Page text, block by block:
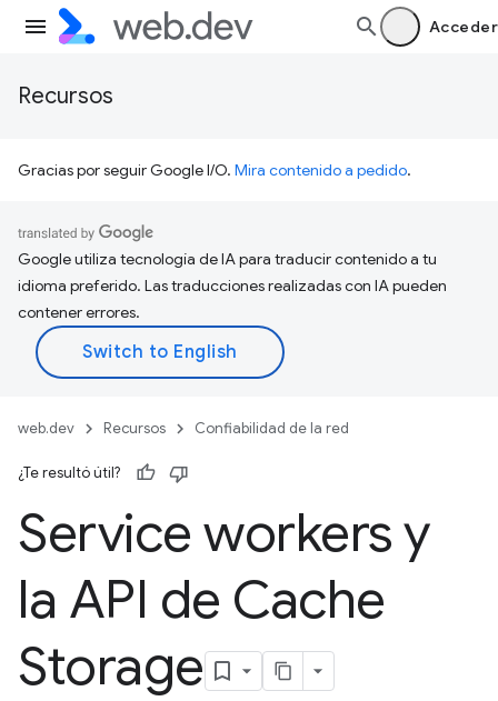
Acceder
Recursos
Gracias por seguir Google I/O. Mira contenido a pedido.
Google utiliza tecnología de IA para traducir contenido a tu
idioma preferido. Las traducciones realizadas con IA pueden
contener errores.
web.dev Recursos Confiabilidad de la red
¿Te resultó útil?
Service workers y
la API de Cache
Storage